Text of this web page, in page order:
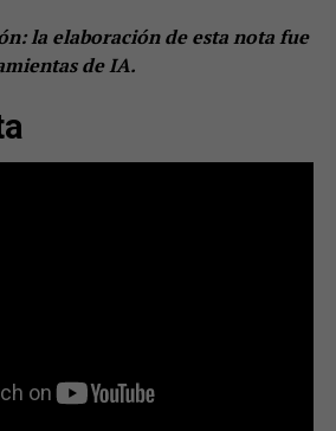
la elaboración de esta nota fue
de IA.